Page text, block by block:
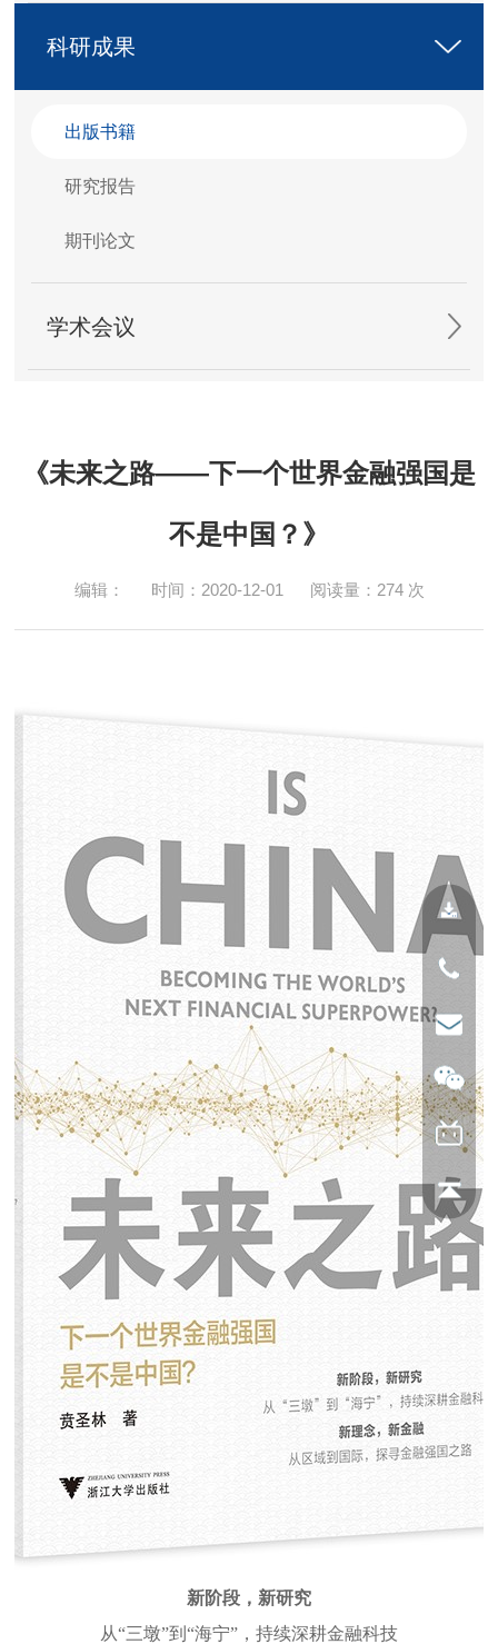
科研成果
出版书籍
研究报告
期刊论文
学术会议
《未来之路——下一个世界金融强国是
不是中国？》
编辑： 时间：2020-12-01 阅读量： 274 次
新阶段，新研究
从“三墩”到“海宁”，持续深耕金融科技